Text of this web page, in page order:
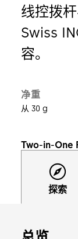
线控拨
Swiss
容。
净重
从 30 g
Two-in-One
探索